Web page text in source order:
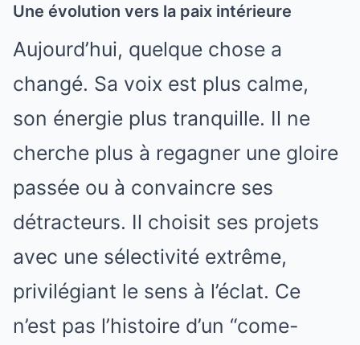
Une évolution vers la paix intérieure
Aujourd’hui, quelque chose a
changé. Sa voix est plus calme,
son énergie plus tranquille. Il ne
cherche plus à regagner une gloire
passée ou à convaincre ses
détracteurs. Il choisit ses projets
avec une sélectivité extrême,
privilégiant le sens à l’éclat. Ce
n’est pas l’histoire d’un “come-